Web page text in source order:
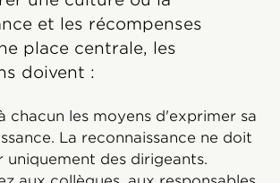
et les récompenses
place centrale, les
doivent :
chacun les moyens d'exprimer sa
La reconnaissance ne doit
uniquement des dirigeants.